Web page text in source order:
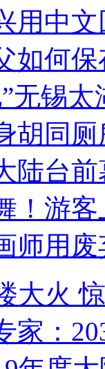
用中
如何
无锡
胡同
陆台
！游客
师用
大火
家：